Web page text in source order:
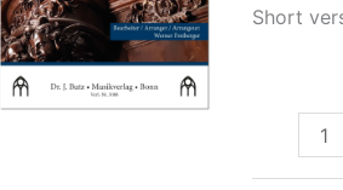
Short
Brevissima!
aantal